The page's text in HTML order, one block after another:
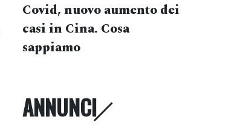
Covid, nuovo aumento dei
casi in Cina. Cosa
sappiamo
ANNUNCI